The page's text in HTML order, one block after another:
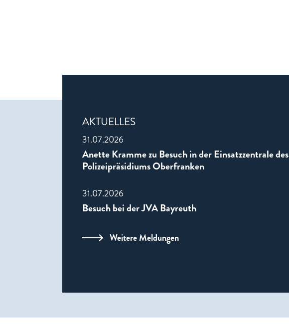
AKTUELLES
31.07.2026
Anette Kramme zu Besuch in der Einsatzzentrale des
Polizeipräsidiums Oberfranken
31.07.2026
Besuch bei der JVA Bayreuth
Weitere Meldungen